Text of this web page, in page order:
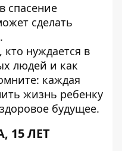
спасение
сделать
кто нуждается в
людей и как
каждая
жизнь ребенку
будущее.
15 ЛЕТ